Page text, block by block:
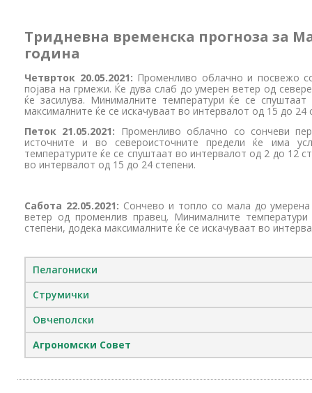
Тридневна временска прогноза за
година
Четврток 20.05.2021: Променливо облачно и посвежо
појава на грмежи. Ќе дува слаб до умерен ветер од
ќе засилува. Минималните температури ќе се
максималните ќе се искачуваат во интервалот од 15 до 24
Петок 21.05.2021:
Променливо облачно со сончеви
источните и во североисточните предели ќе има
температурите ќе се спуштаат во интервалот од 2 до 12
во интервалот од 15 до 24 степени.
Сабота 22.05.2021: Сончево и топло со мала до
ветер од променлив правец. Минималните
степени, додека максималните ќе се искачуваат во
Пелагониски
Струмички
Овчеполски
Агрономски Совет